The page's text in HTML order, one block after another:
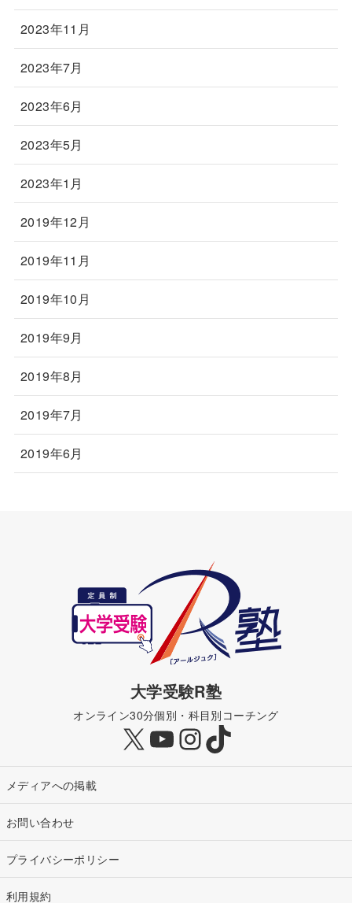
2023年11月
2023年7月
2023年6月
2023年5月
2023年1月
2019年12月
2019年11月
2019年10月
2019年9月
2019年8月
2019年7月
2019年6月
大学受験R塾
オンライン30分個別・科目別コーチング
X YouTube
Instagram
TikTok
メディアへの掲載
お問い合わせ
プライバシーポリシー
利用規約